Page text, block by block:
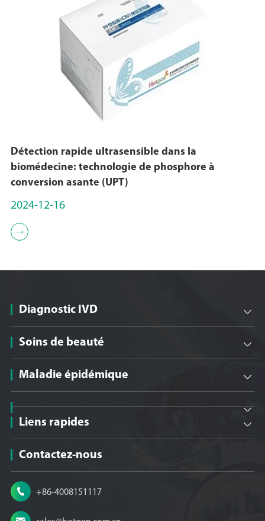
Détection rapide ultrasensible dans la
biomédecine: technologie de phosphore à
conversion asante (UPT)
2024-12-16

Diagnostic IVD 
Soins de beauté 
Maladie épidémique 

Liens rapides 
Contactez-nous
 +86-4008151117